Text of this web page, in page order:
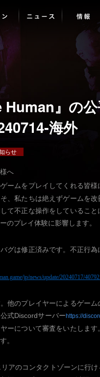
ニュース 情報
Human』の
海外
らせ
へ
ームをプレイしてくれる皆
、私たちは絶えずゲームを
て不正な操作をしているこ
のプレイ体験に影響します。
グは修正済みです。不正行
jp/news/update/20240717/
他のプレイヤーによるゲー
式Discordサーバーhttps://
ーについて審査をいたしま
。
アのコンタクトゾーンに行